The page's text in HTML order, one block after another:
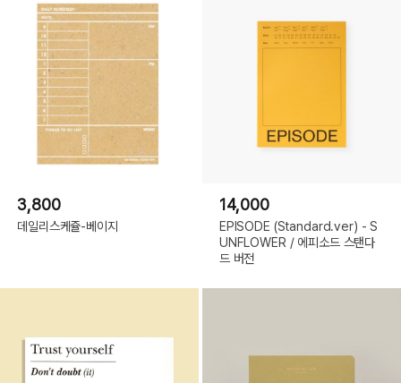
3,800
데일리스케쥴-베이지
14,000
EPISODE (Standard.ver) - S
UNFLOWER / 에피소드 스탠다
드 버전